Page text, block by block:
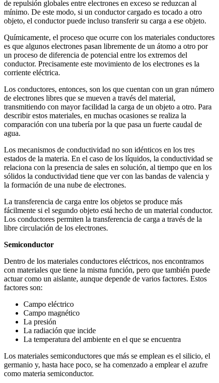
de repulsión globales entre electrones en exceso se reduzcan al
mínimo. De este modo, si un conductor cargado es tocado a otro
objeto, el conductor puede incluso transferir su carga a ese objeto.
Químicamente, el proceso que ocurre con los materiales conductores
es que algunos electrones pasan libremente de un átomo a otro por
un proceso de diferencia de potencial entre los extremos del
conductor. Precisamente este movimiento de los electrones es la
corriente eléctrica.
Los conductores, entonces, son los que cuentan con un gran número
de electrones libres que se mueven a través del material,
transmitiendo con mayor facilidad la carga de un objeto a otro. Para
describir estos materiales, en muchas ocasiones se realiza la
comparación con una tubería por la que pasa un fuerte caudal de
agua.
Los mecanismos de conductividad no son idénticos en los tres
estados de la materia. En el caso de los líquidos, la conductividad se
relaciona con la presencia de sales en solución, al tiempo que en los
sólidos la conductividad tiene que ver con las bandas de valencia y
la formación de una nube de electrones.
La transferencia de carga entre los objetos se produce más
fácilmente si el segundo objeto está hecho de un material conductor.
Los conductores permiten la transferencia de carga a través de la
libre circulación de los electrones.
Semiconductor
Dentro de los materiales conductores eléctricos, nos encontramos
con materiales que tiene la misma función, pero que también puede
actuar como un aislante, aunque depende de varios factores. Estos
factores son:
Campo eléctrico
Campo magnético
La presión
La radiación que incide
La temperatura del ambiente en el que se encuentra
Los materiales semiconductores que más se emplean es el silicio, el
germanio y, hasta hace poco, se ha comenzado a emplear el azufre
como materia semiconductor.